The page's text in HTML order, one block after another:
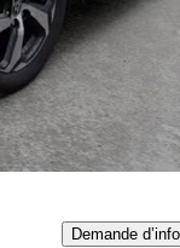
Affaire
Demande d’info